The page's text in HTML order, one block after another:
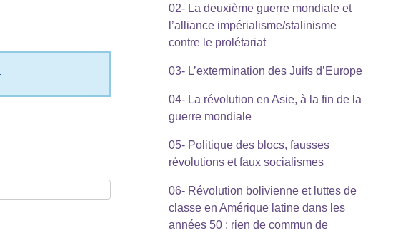
02- La deuxième guerre mondiale et
l’alliance impérialisme/stalinisme
contre le prolétariat
03- L’extermination des Juifs d’Europe
04- La révolution en Asie, à la fin de la
guerre mondiale
05- Politique des blocs, fausses
révolutions et faux socialismes
06- Révolution bolivienne et luttes de
classe en Amérique latine dans les
années 50 : rien de commun de